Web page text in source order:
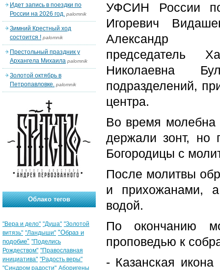
УФСИН России
Игоревич
председатель
Николаевна
подразделений,
центра.
Во время молебна
держали зонт, но
Богородицы с
После молитвы
и прихожанами,
водой.
По окончанию
проповедью к
- Казанская
Идет запись в поездки по
России на 2026 год. palomnik
Зимний Крестный ход
состоится ! palomnik
Престольный праздник у
Архангела Михаила palomnik
Золотой октябрь в
Петропавловке. palomnik
Облако тегов
"Вера и дело" "Душа" "Золотой
витязь" "Ландыши" "Образ и
подобие" "Поделись
Рождеством" "Православная
инициатива" "Радость веры"
"Синдром радости" Аборигены